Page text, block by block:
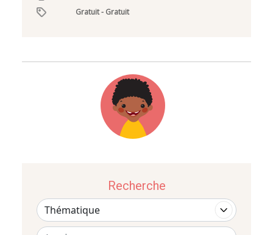
Gratuit - Gratuit
Recherche